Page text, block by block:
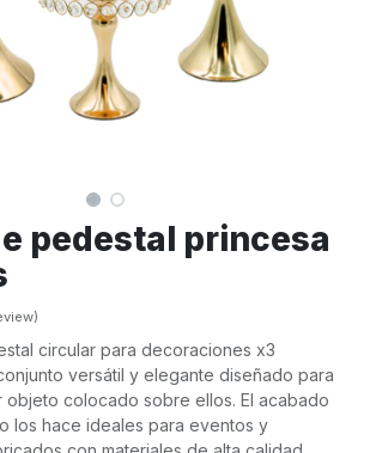
pedestal princesa
circular para decoraciones x3
versátil y elegante diseñado para
objeto colocado sobre ellos. El acabado
los hace ideales para eventos y